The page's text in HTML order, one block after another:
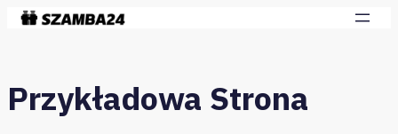
Przykładowa Strona